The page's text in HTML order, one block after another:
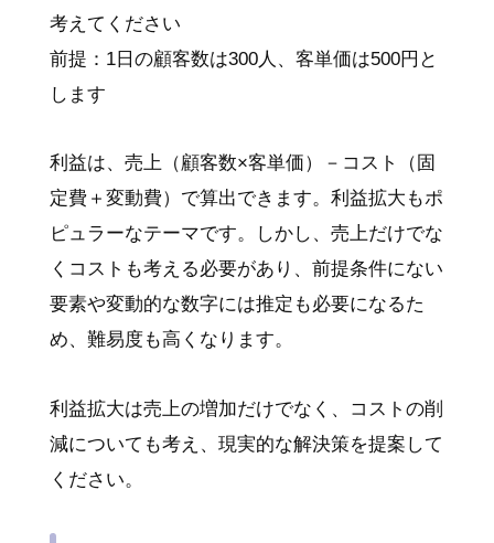
考えてください
前提：1日の顧客数は300人、客単価は500円と
します
利益は、売上（顧客数×客単価）－コスト（固
定費＋変動費）で算出できます。利益拡大もポ
ピュラーなテーマです。しかし、売上だけでな
くコストも考える必要があり、前提条件にない
要素や変動的な数字には推定も必要になるた
め、難易度も高くなります。
利益拡大は売上の増加だけでなく、コストの削
減についても考え、現実的な解決策を提案して
ください。